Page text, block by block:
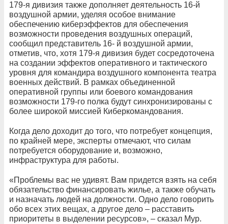
179-я дивизия также дополняет деятельность 16-й
воздушной армии, уделяя особое внимание
обеспечению киберэффектов для обеспечения
возможности проведения воздушных операций,
сообщил представитель 16- й воздушной армии,
отметив, что, хотя 179-я дивизия будет сосредоточена
на создании эффектов оперативного и тактического
уровня для командира воздушного компонента театра
военных действий. В рамках объединенной
оперативной группы или боевого командования
возможности 179-го полка будут синхронизированы с
более широкой миссией Киберкомандования.
Когда дело доходит до того, что потребует концепция,
по крайней мере, эксперты отмечают, что силам
потребуется оборудование и, возможно,
инфраструктура для работы.
«Проблемы вас не удивят. Вам придется взять на себя
обязательство финансировать жилье, а также обучать
и назначать людей на должности. Одно дело говорить
обо всех этих вещах, а другое дело – расставить
приоритеты в выделении ресурсов», – сказал Мур.